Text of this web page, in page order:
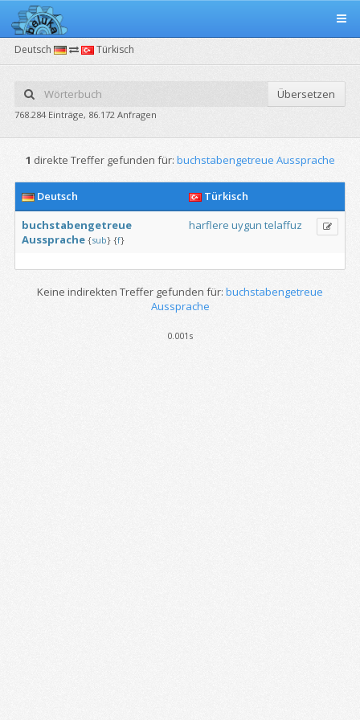
Deutsch Türkisch
Übersetzen
768.284 Einträge, 86.172 Anfragen
1 direkte Treffer gefunden für: buchstabengetreue Aussprache
Deutsch
Türkisch
buchstabengetreue
Aussprache {sub} {f}
harflere uygun telaffuz
Keine indirekten Treffer gefunden für: buchstabengetreue
Aussprache
0.001s